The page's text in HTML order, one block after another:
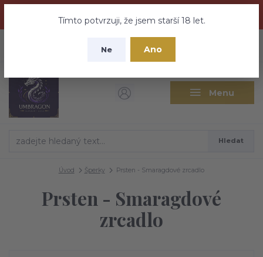
nebuďte vyděšeni zde najdete vše a ještě mnohem víc
Tímto potvrzuji, že jsem starší 18 let.
Ne Ano
Menu
CZK
Hledat
Úvod Šperky Prsten - Smaragdové zrcadlo
Prsten - Smaragdové
zrcadlo